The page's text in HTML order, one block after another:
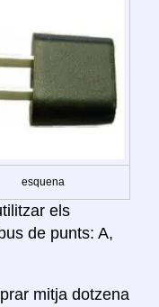
esquena
els
de punts: A,
mitja dotzena